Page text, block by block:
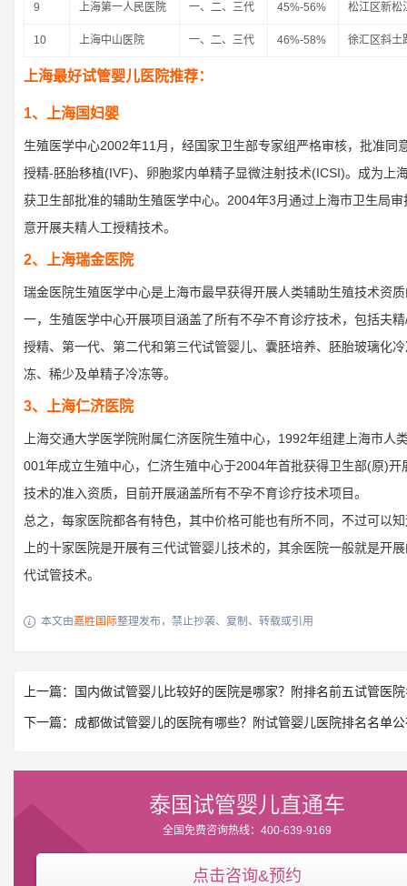
9 上海第一人民医院 一、二、三代 45%-56% 松江区新松
10 上海中山医院 一、二、三代 46%-58% 徐汇区斜土
上海最好试管婴儿医院推荐：
1、上海国妇婴
生殖医学中心2002年11月，经国家卫生部专家组严格审核，批准同
授精-胚胎移植(IVF)、卵胞浆内单精子显微注射技术(ICSI)。成为上
获卫生部批准的辅助生殖医学中心。2004年3月通过上海市卫生局审
意开展夫精人工授精技术。
2、上海瑞金医院
瑞金医院生殖医学中心是上海市最早获得开展人类辅助生殖技术资
一，生殖医学中心开展项目涵盖了所有不孕不育诊疗技术，包括夫
授精、第一代、第二代和第三代试管婴儿、囊胚培养、胚胎玻璃化
冻、稀少及单精子冷冻等。
3、上海仁济医院
上海交通大学医学院附属仁济医院生殖中心，1992年组建上海市人
001年成立生殖中心，仁济生殖中心于2004年首批获得卫生部(原)开
技术的准入资质，目前开展涵盖所有不孕不育诊疗技术项目。
总之，每家医院都各有特色，其中价格可能也有所不同，不过可以
上的十家医院是开展有三代试管婴儿技术的，其余医院一般就是开
代试管技术。
 本文由嘉胜国际整理发布，禁止抄袭、复制、转载或引用
上一篇：国内做试管婴儿比较好的医院是哪家？附排名前五试管医
下一篇：成都做试管婴儿的医院有哪些？附试管婴儿医院排名名单
泰国试管婴儿直通车
全国免费咨询热线：400-639-9169
点击咨询&预约